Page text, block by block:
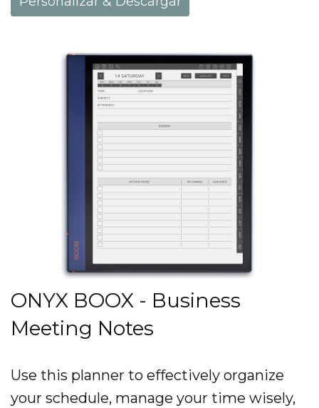
ONYX BOOX - Business
Meeting Notes
Use this planner to effectively organize
your schedule, manage your time wisely,